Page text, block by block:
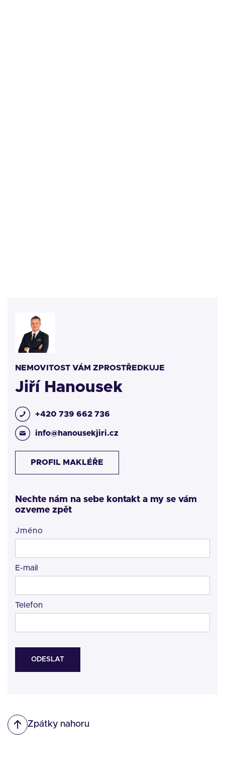
NEMOVITOST VÁM ZPROSTŘEDKUJE
Jiří Hanousek
+420 739 662 736
info@hanousekjiri.cz
PROFIL MAKLÉŘE
Nechte nám na sebe kontakt a my se vám
ozveme zpět
Jméno
E-mail
Telefon
Zpátky nahoru